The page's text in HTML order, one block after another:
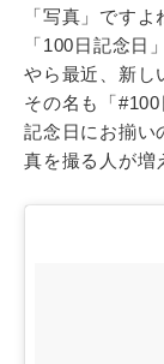
「写真」ですよ
「100日記念日
やら最近、新し
その名も「#100
記念日にお揃い
真を撮る人が増